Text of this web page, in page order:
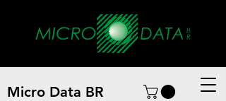
Micro Data BR